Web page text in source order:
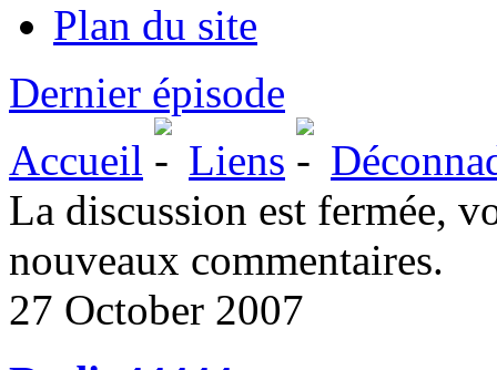
Plan du site
Dernier épisode
Accueil
Liens
La discussion est fermée,
nouveaux commentaires.
27 October 2007